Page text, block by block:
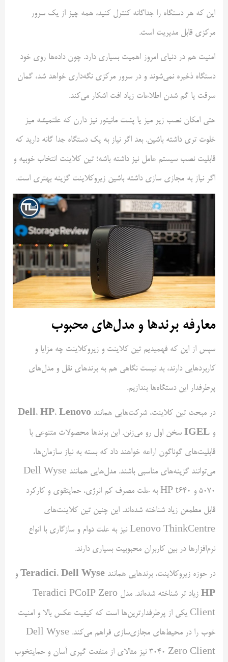
این که هر دستگاه را جداگانه کنترل کنید، همه چیز از یک سرور
مرکزی قابل مدیریت است.
امنیت هم در دنیای امروز اهمیت بسیاری دارد. چون داده‌ها روی خود
دستگاه ذخیره نمی‌شوند و در سرور مرکزی نگه‌داری خواهد شد، گمان
سرقت یا گم شدن اطلاعات زیاد افت اشکار می‌کند.
حتی امکان نصب زیر میز یا پشت مانیتور نیز دارن که علتمیشه میز
خلوت تری داشته باشین. بعد اگر نیاز به یک دستگاه جدا گانه دارید که
قابلیت نصب سیستم عامل نیز داشته باشه؛ تین کلاینت انتخاب خوبیه و
اگر نیاز به مجازی سازی داشته باشین زیروکلاینت گزینه بهتری است.
معارفه برندها و مدل‌های محبوب
سپس از این که فهمیدیم تین کلاینت و زیروکلاینت چه مزایا و
کاربردهایی دارند، بد نیست نگاهی هم به برندهای نقل و مدل‌های
پرطرفدار این دستگاه‌ها بندازیم.
در مبحث تین کلاینت، شرکت‌هایی همانند Dell، HP، Lenovo
و IGEL سخن اول رو می‌زنن. این برندها محصولات متنوعی با
قابلیت‌های گوناگون اراعه خواهند داد که بسته به نیاز سازمان‌ها،
می‌توانند گزینه‌های مناسبی باشند. مدل‌هایی همانند Dell Wyse
5070 و HP t640 به علت مصرف کم انرژی، حمایتقوی و کارکرد
قابل مطمعن زیاد شناخته شده‌اند. این چنین تین کلاینت‌های
Lenovo ThinkCentre نیز به علت دوام و سازگاری با انواع
نرم‌افزارها در بین کاربران محبوبیت بسیاری دارند.
در حوزه زیروکلاینت، برندهایی همانند Teradici، Dell Wyse
و
HP
زیاد تر شناخته شده‌اند. مدل Teradici PCoIP Zero
Client یکی از پرطرفدارترین‌ها است که کیفیت عکس بالا و امنیت
خوب را در محیط‌های مجازی‌سازی فراهم می‌کند. Dell Wyse
3040 Zero Client نیز مثالای از منفعت گیری آسان و حمایتخوب